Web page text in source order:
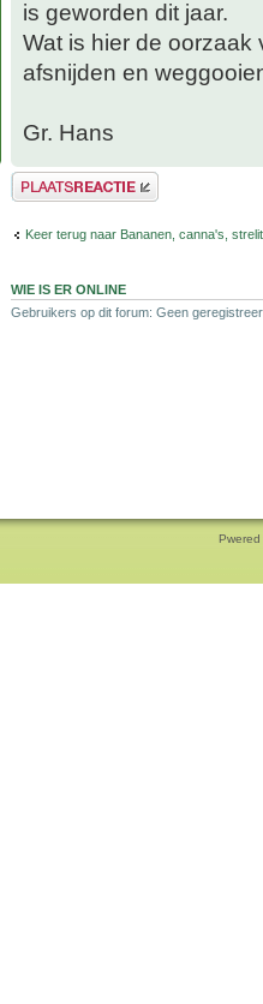
is geworden dit jaar.
Wat is hier de
afsnijden en
Gr. Hans
Plaats een reactie
Keer terug naar Bananen, canna's,
WIE IS ER ONLINE
Gebruikers op dit forum: Geen